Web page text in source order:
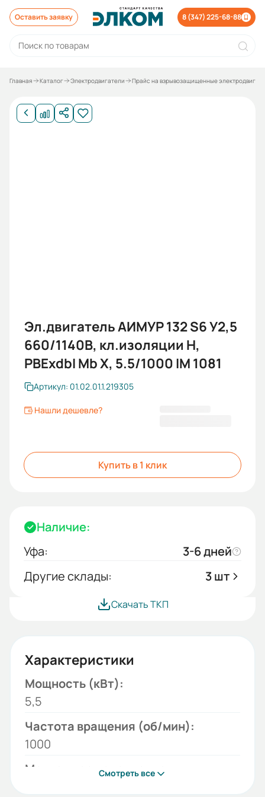
Оставить заявку 8 (347) 225-68-88
Главная Каталог Электродвигатели Прайс на взрывозащищенные
Эл.двигатель АИМУР 132 S6 У2,5
660/1140В, кл.изоляции Н,
РВЕхdbI Mb Х, 5.5/1000 IM 1081
Артикул: 01.02.01.1.219305
Нашли дешевле?
Купить в 1 клик
Наличие:
Уфа:
3-6 дней
Другие склады:
3 шт
Скачать ТКП
Характеристики
Мощность (кВт):
5,5
Частота вращения (об/мин):
1000
Монтажное исполнение:
Смотреть все